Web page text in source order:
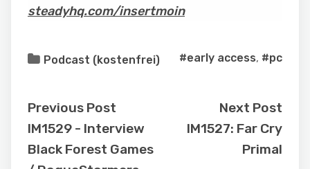
steadyhq.com/insertmoin
Podcast (kostenfrei) #early access, #pc
Previous Post
IM1529 - Interview
Black Forest Games
Next Post
IM1527: Far Cry
Primal